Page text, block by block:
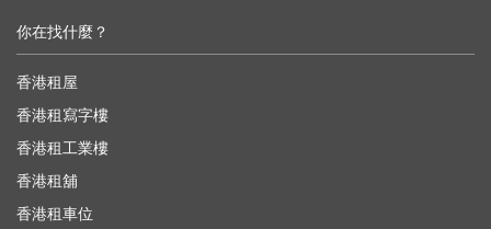
你在找什麼？
香港租屋
香港租寫字樓
香港租工業樓
香港租舖
香港租車位